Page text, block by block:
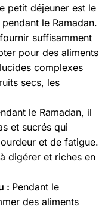
petit déjeuner est le
le Ramadan.
suffisamment
pour des aliments
complexes
secs, les
le Ramadan, il
et sucrés qui
et de fatigue.
digérer et riches en
: Pendant le
des aliments